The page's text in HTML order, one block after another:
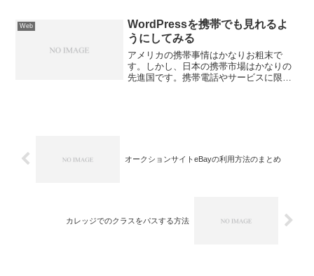
Web
WordPressを携帯でも見れるよ
うにしてみる
アメリカの携帯事情はかなりお粗末で
す。しかし、日本の携帯市場はかなりの
先進国です。携帯電話やサービスに限っ
オークションサイトeBayの利用方法のまとめ
カレッジでのクラスをパスする方法